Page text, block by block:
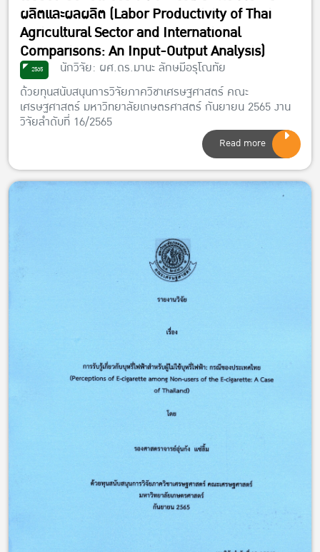
ผลิตและผลผลิต (Labor Productivity of Thai
Agricultural Sector and International
Comparisons: An Input-Output Analysis)
2565
นักวิจัย: ผศ.ดร.มานะ ลักษมีอรุโณทัย
ด้วยทุนสนับสนุนการวิจัยภาควิชาเศรษฐศาสตร์ คณะ
เศรษฐศาสตร์ มหาวิทยาลัยเกษตรศาสตร์ กันยายน 2565 งาน
วิจัยลำดับที่ 16/2565
Read more